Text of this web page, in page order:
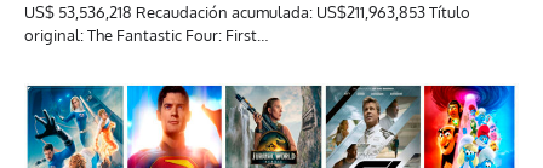
US$ 53,536,218 Recaudación acumulada: US$211,963,853 Título
original: The Fantastic Four: First…